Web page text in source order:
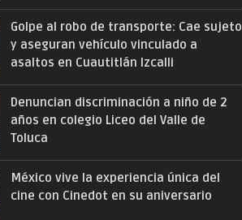
Golpe al robo de transporte: Cae sujeto
y aseguran vehículo vinculado a
asaltos en Cuautitlán Izcalli
Denuncian discriminación a niño de 2
años en colegio Liceo del Valle de
Toluca
México vive la experiencia única del
cine con Cinedot en su aniversario